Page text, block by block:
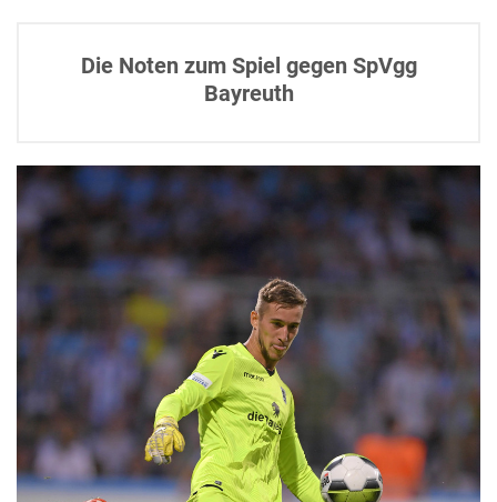
Die Noten zum Spiel gegen SpVgg
Bayreuth